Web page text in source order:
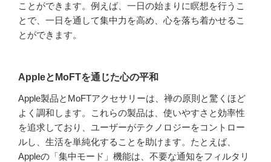
ことができます。例えば、一日の始まりに瞑想を行うこ
とで、一日を通して集中力を高め、心を落ち着かせるこ
とができます。
AppleとMoFTを通じた心の平和
Apple製品とMoFTアクセサリーは、禅の原則と驚くほど
よく調和します。これらの製品は、使いやすさと効率性
を追求しており、ユーザーがテクノロジーをコントロー
ルし、生活を単純化することを助けます。たとえば、
Appleの「集中モード」機能は、不要な通知をフィルタリ